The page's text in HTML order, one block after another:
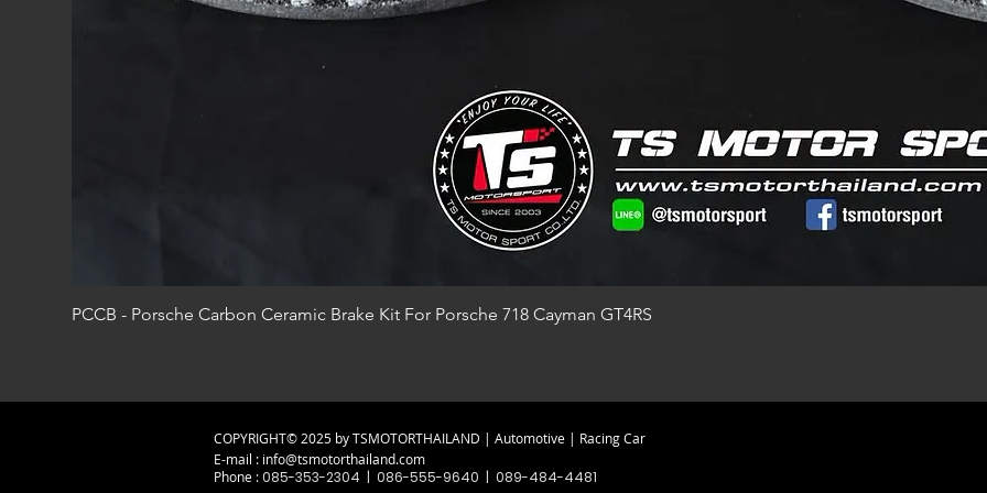
PCCB - Porsche Carbon Ceramic Brake Kit For Porsche 718 Cayman GT4RS
COPYRIGHT© 2025 by TSMOTORTHAILAND | Automotive | Racing Car
E-mail : info@tsmotorthailand.com
Phone :085-353-2304 | 086-555-9640 | 089-484-4481